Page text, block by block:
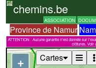
chemins.be
ASSOCIATION
Province de Namur
ATTENTION : Aucune garantie n'est donnée sur
clôtures. Voir
+
Cartes